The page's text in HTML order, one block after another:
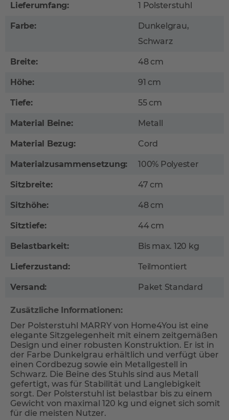
Lieferumfang: 1 Polsterstuhl
Farbe:
Dunkelgrau,
Schwarz
Breite: 48 cm
Höhe: 91 cm
Tiefe: 55 cm
Material Beine: Metall
Material Bezug: Cord
Materialzusammensetzung: 100% Polyester
Sitzbreite: 47 cm
Sitzhöhe: 48 cm
Sitztiefe: 44 cm
Belastbarkeit: Bis max. 120 kg
Lieferzustand: Teilmontiert
Versand: Paket Standard
Zusätzliche Informationen:
Der Polsterstuhl MARRY von Home4You ist eine
elegante Sitzgelegenheit mit einem zeitgemäßen
Design und einer robusten Konstruktion. Er ist in
der Farbe Dunkelgrau erhältlich und verfügt über
einen Cordbezug sowie ein Metallgestell in
Schwarz. Die Beine des Stuhls sind aus Metall
gefertigt, was für Stabilität und Langlebigkeit
sorgt. Der Polsterstuhl ist belastbar bis zu einem
Gewicht von maximal 120 kg und eignet sich somit
für die meisten Nutzer.